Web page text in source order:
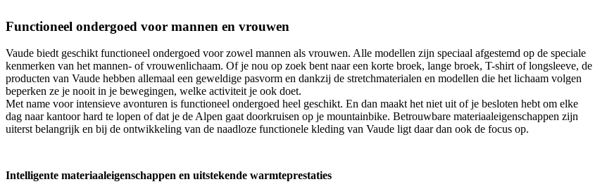
Functioneel ondergoed voor mannen en vrouwen
Vaude biedt geschikt functioneel ondergoed voor zowel mannen als vrouwen. Alle modellen zijn speciaal afgestemd op de speciale
kenmerken van het mannen- of vrouwenlichaam. Of je nou op zoek bent naar een korte broek, lange broek, T-shirt of longsleeve, de
producten van Vaude hebben allemaal een geweldige pasvorm en dankzij de stretchmaterialen en modellen die het lichaam volgen
beperken ze je nooit in je bewegingen, welke activiteit je ook doet.
Met name voor intensieve avonturen is functioneel ondergoed heel geschikt. En dan maakt het niet uit of je besloten hebt om elke
dag naar kantoor hard te lopen of dat je de Alpen gaat doorkruisen op je mountainbike. Betrouwbare materiaaleigenschappen zijn
uiterst belangrijk en bij de ontwikkeling van de naadloze functionele kleding van Vaude ligt daar dan ook de focus op.
Intelligente materiaaleigenschappen en uitstekende warmteprestaties